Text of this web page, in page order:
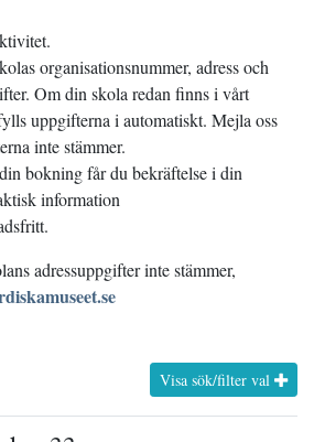
organisationsnummer, adress och
Om din skola redan finns i vårt
uppgifterna i automatiskt. Mejla oss
inte stämmer.
bokning får du bekräftelse i din
information
adressuppgifter inte stämmer,
Visa sök/filter val